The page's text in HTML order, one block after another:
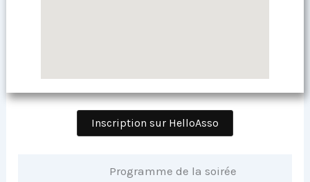
Inscription sur HelloAsso
Programme de la soirée